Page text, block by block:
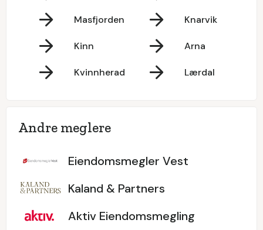
Masfjorden Knarvik
Kinn Arna
Kvinnherad Lærdal
Andre meglere
Eiendomsmegler Vest
Kaland & Partners
Aktiv Eiendomsmegling